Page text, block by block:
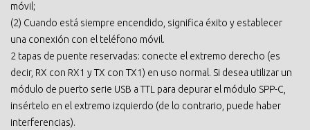
móvil;
(2) Cuando está siempre encendido, significa éxito y establecer
una conexión con el teléfono móvil.
2 tapas de puente reservadas: conecte el extremo derecho (es
decir, RX con RX1 y TX con TX1) en uso normal. Si desea utilizar un
módulo de puerto serie USB a TTL para depurar el módulo SPP-C,
insértelo en el extremo izquierdo (de lo contrario, puede haber
interferencias).